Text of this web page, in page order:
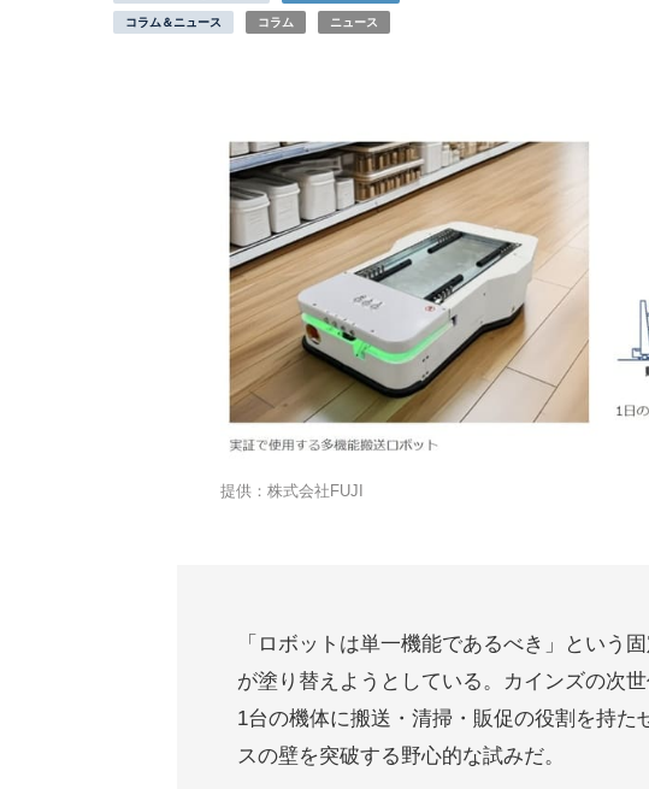
コラム＆ニュース コラム ニュース
提供：株式会社FUJI
「ロボットは単一機能であるべき」という
が塗り替えようとしている。カインズの次
1台の機体に搬送・清掃・販促の役割を持た
スの壁を突破する野心的な試みだ。